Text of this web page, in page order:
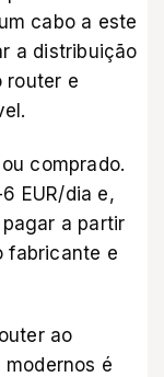
cabo a este
a distribuição
router e
comprado.
EUR/dia e,
a partir
fabricante e
ao
é